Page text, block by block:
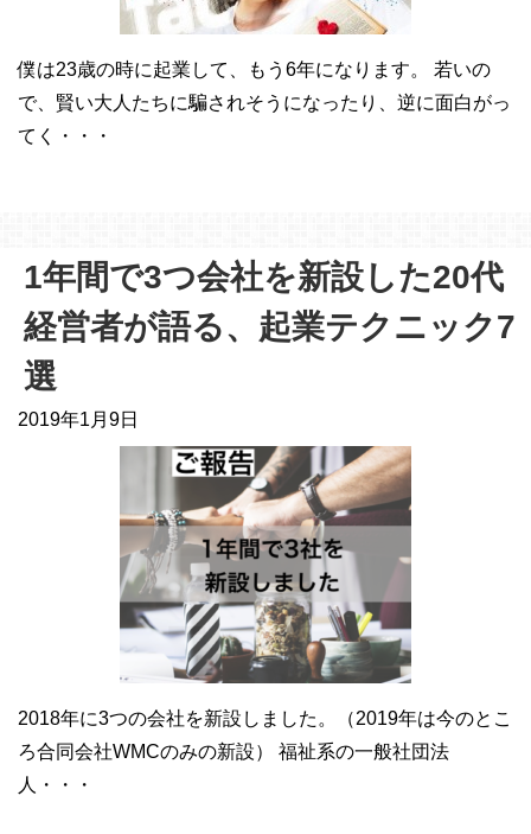
僕は23歳の時に起業して、もう6年になります。 若いの
で、賢い大人たちに騙されそうになったり、逆に面白がっ
てく・・・
1年間で3つ会社を新設した20代
経営者が語る、起業テクニック7
選
2019年1月9日
2018年に3つの会社を新設しました。（2019年は今のとこ
ろ合同会社WMCのみの新設） 福祉系の一般社団法
人・・・